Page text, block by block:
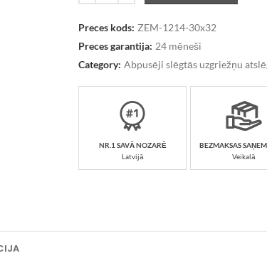
Preces kods: ZEM-1214-30x32
Preces garantija: 24 mēneši
Category: Abpusēji slēgtās uzgriežņu
NR.1 SAVĀ NOZARĒ
Latvijā
BEZMAKSAS
Veikalā